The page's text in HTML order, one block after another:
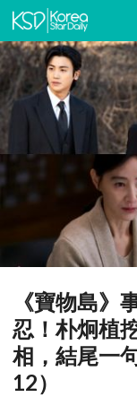
《寶物島》
忍！朴炯植
相，結尾一
12）